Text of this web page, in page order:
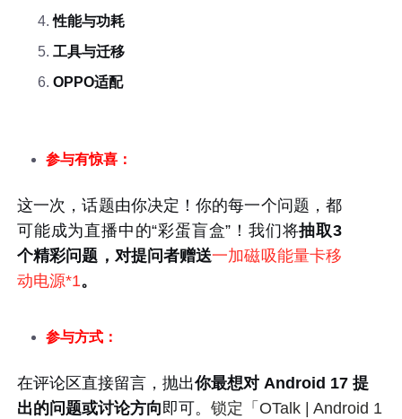
性能与功耗
工具与迁移
OPPO适配
参与有惊喜：
这一次，话题由你决定！你的每一个问题，都
可能成为直播中的“彩蛋盲盒” ！ 我们将抽取3
个精彩问题 ， 对提问者赠送一加磁吸能量卡移
动电源*1。
参与方式：
在评论区直接留言，抛出你最想对 Android 17 提
出的问题或讨论方向即可。锁定「OTalk | Android 1